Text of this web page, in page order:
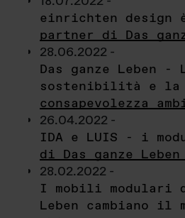
einrichten design
partner di Das
28.06.2022 -
Das ganze Leben -
sostenibilità e la
consapevolezza
26.04.2022 -
IDA e LUIS - i
di Das ganze Leben
28.02.2022 -
I mobili modulari
Leben cambiano il